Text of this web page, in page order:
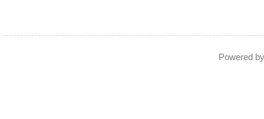
Powered